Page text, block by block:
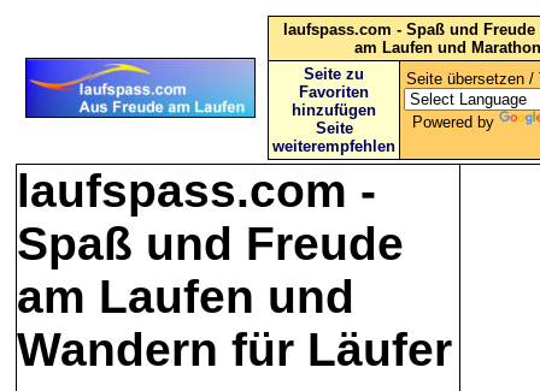
laufspass.com - Spaß und
am Laufen und Marathon
Seite zu
Favoriten
hinzufügen
Seite
weiterempfehlen
Seite übersetzen /
Powered by
laufspass.com -
Spaß und Freude
am Laufen und
Wandern für Läufer